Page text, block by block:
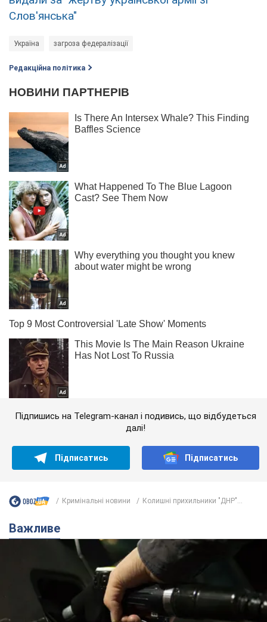
Слов'янська"
Україна загроза федералізації
Редакційна політика
Підпишись на Telegram-канал і подивись, що відбудеться
далі!
Підписатись Підписатись
Кримінальні новини Колишні прихильники "ДНР"...
Важливе